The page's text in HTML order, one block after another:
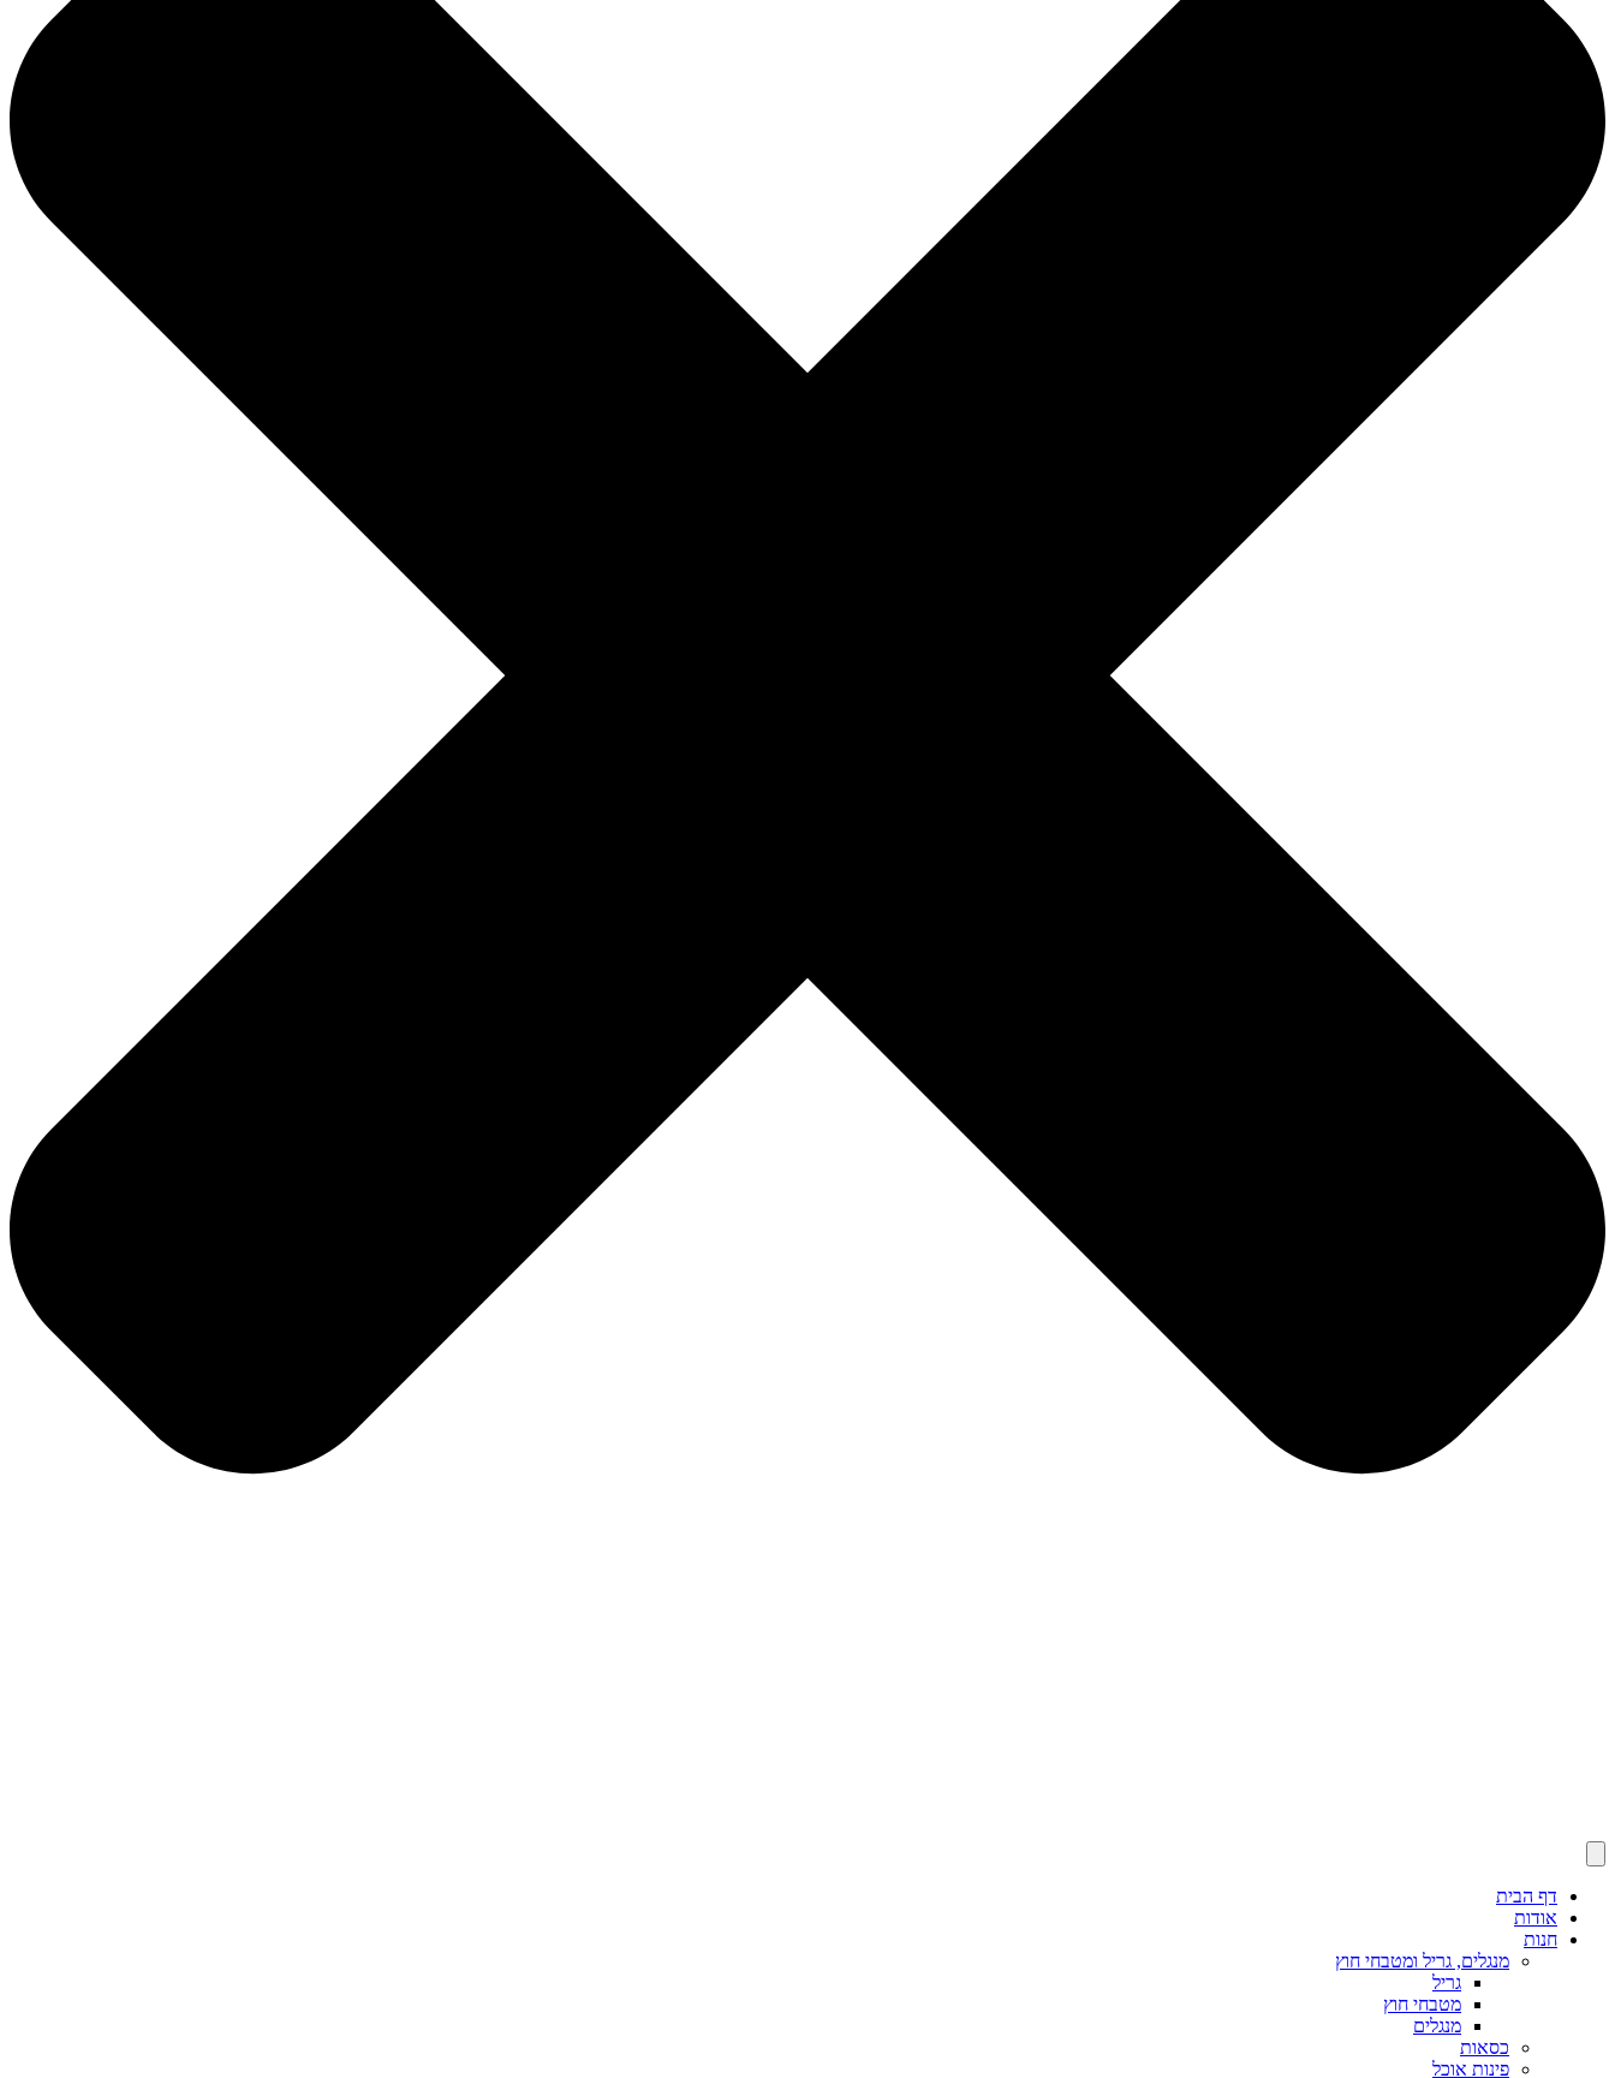
דף הבית
אודות
חנות
מנגלים, גריל ומטבחי חוץ
גריל
מטבחי חוץ
מנגלים
כסאות
פינות אוכל